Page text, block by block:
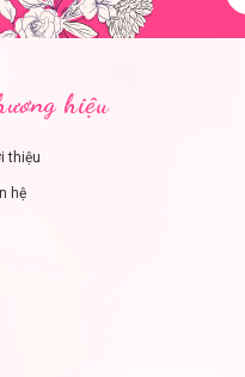
hiệu
thiệu
hệ